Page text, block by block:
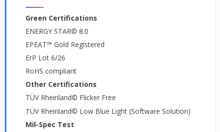
Green Certifications
ENERGY STAR© 8.0
EPEAT™ Gold Registered
ErP Lot 6/26
RoHS compliant
Other Certifications
TÜV Rheinland© Flicker Free
TÜV Rheinland© Low Blue Light (Software Solution)
Mil-Spec Test